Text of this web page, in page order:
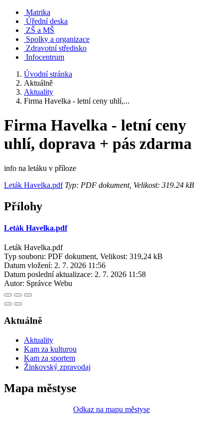
Matrika
Úřední deska
ZŠ a MŠ
Spolky a organizace
Zdravotní středisko
Infocentrum
Úvodní stránka
Aktuálně
Aktuality
Firma Havelka - letní ceny uhlí,...
Firma Havelka - letní ceny
uhlí, doprava + pás zdarma
info na letáku v příloze
Leták Havelka.pdfTyp: PDF dokument, Velikost: 319.24 kB
Přílohy
Leták Havelka.pdf
Leták Havelka.pdf
Typ souboru: PDF dokument, Velikost: 319,24 kB
Datum vložení: 2. 7. 2026 11:56
Datum poslední aktualizace: 2. 7. 2026 11:58
Autor: Správce Webu
Aktuálně
Aktuality
Kam za kulturou
Kam za sportem
Žinkovský zpravodaj
Mapa městyse
Odkaz na mapu městyse